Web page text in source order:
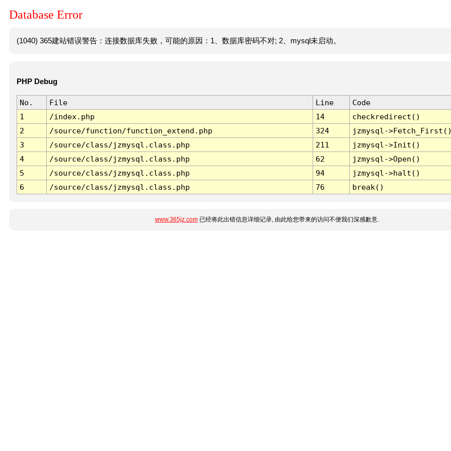
Database Error
(1040) 365建站错误警告：连接数据库失败，可能的原因：1、数据库密码不对; 2、mysql未启动。
PHP Debug
No. File Line
Code
1
/index.php 14
checkredirect()
2
/source/function/function_extend.php 324
jzmysql-
3
/source/class/jzmysql.class.php 211
jzmysql->Init()
4
/source/class/jzmysql.class.php 62
jzmysql->Open()
5
/source/class/jzmysql.class.php 94
jzmysql->halt()
6
/source/class/jzmysql.class.php 76 break()
www.365jz.com已经将此出错信息详细记录, 由此给您带来的访问不便我们深感歉意.